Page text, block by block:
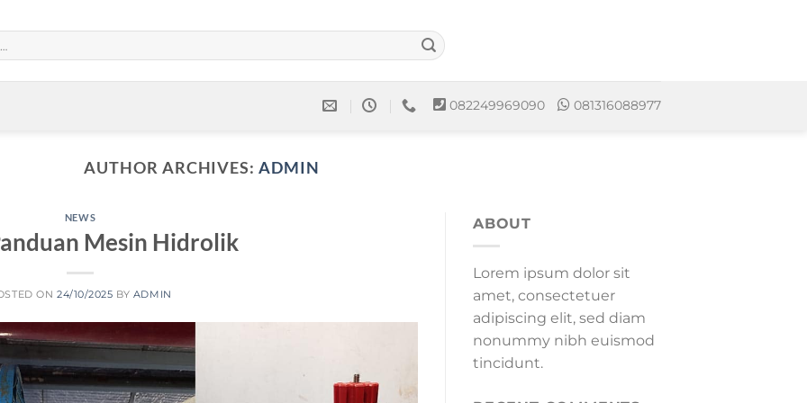
082249969090 081316088977
AUTHOR ARCHIVES:ADMIN
NEWS
Mesin Hidrolik
ON 24/10/2025 BY ADMIN
ABOUT
Lorem ipsum dolor sit
amet, consectetuer
adipiscing elit, sed diam
nonummy nibh euismod
tincidunt.